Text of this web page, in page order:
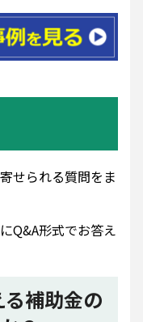
せられる質問をま
Q&A形式でお答え
補助金の